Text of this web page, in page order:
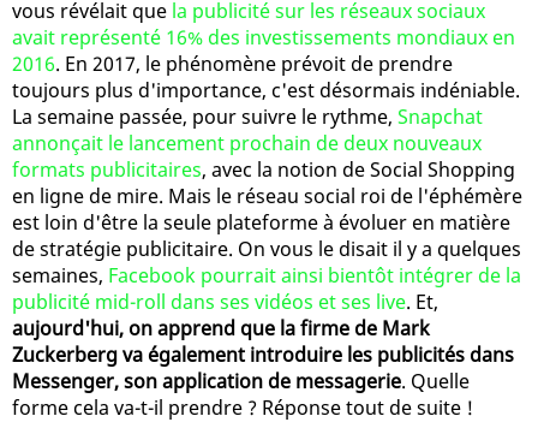
vous révélait que la publicité sur les réseaux sociaux
avait représenté 16% des investissements mondiaux en
2016. En 2017, le phénomène prévoit de prendre
toujours plus d'importance, c'est désormais indéniable.
La semaine passée, pour suivre le rythme, Snapchat
annonçait le lancement prochain de deux nouveaux
formats publicitaires, avec la notion de Social Shopping
en ligne de mire. Mais le réseau social roi de l'éphémère
est loin d'être la seule plateforme à évoluer en matière
de stratégie publicitaire. On vous le disait il y a quelques
semaines, Facebook pourrait ainsi bientôt intégrer de la
publicité mid-roll dans ses vidéos et ses live. Et,
aujourd'hui, on apprend que la firme de Mark
Zuckerberg va également introduire les publicités dans
Messenger, son application de messagerie. Quelle
forme cela va-t-il prendre ? Réponse tout de suite !